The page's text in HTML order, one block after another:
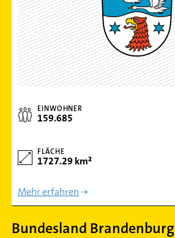
EINWOHNER
159.685
FLÄCHE
1727.29 km²
Mehr erfahren
Bundesland Brandenburg